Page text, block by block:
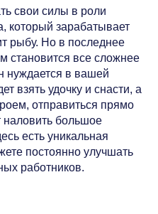
свои силы в роли
который зарабатывает
рыбу. Но в последнее
становится все сложнее
нуждается в вашей
взять удочку и снасти, а
отправиться прямо
наловить большое
есть уникальная
постоянно улучшать
работников.